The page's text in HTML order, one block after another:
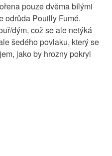
pouze dvěma bílými
odrůda Pouilly Fumé.
dým, což se ale netýká
šedého povlaku, který se
jako by hrozny pokryl